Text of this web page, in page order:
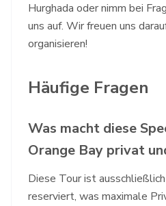
Hurghada oder nimm bei
uns auf. Wir freuen uns
organisieren!
Häufige Fragen
Was macht diese
Orange Bay privat
Diese Tour ist
reserviert, was maximale